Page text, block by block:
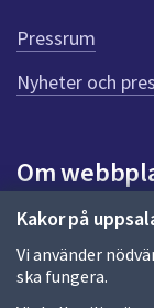
Kakor på
Vi använder
ska fungera.
e
n
n
a
d
a
Pressrum
Nyheter och
Om
Om webbplatsen
Allmänna
Behandling av